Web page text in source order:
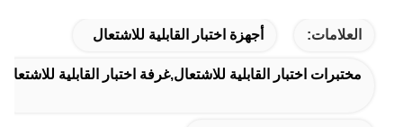
العلامات: أجهزة اختبار القابلية للاشتعال
مختبرات اختبار القابلية للاشتعال,غرفة اختبار القابلية للاشتعال